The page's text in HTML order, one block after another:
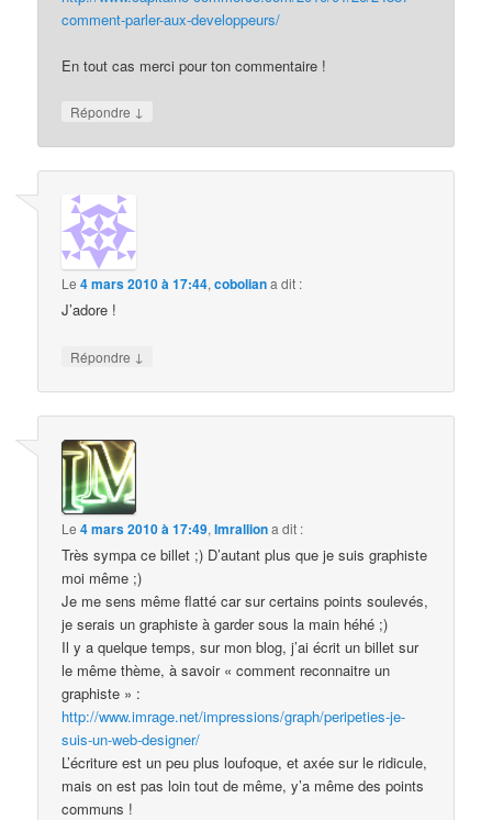
comment-parler-aux-developpeurs/
En tout cas merci pour ton commentaire !
Répondre ↓
Le4 mars 2010 à 17:44,coboliana dit :
J’adore !
Répondre ↓
Le4 mars 2010 à 17:49,Imralliona dit :
Très sympa ce billet ;) D’autant plus que je suis graphiste
moi même ;)
Je me sens même flatté car sur certains points soulevés,
je serais un graphiste à garder sous la main héhé ;)
Il y a quelque temps, sur mon blog, j’ai écrit un billet sur
le même thème, à savoir « comment reconnaitre un
graphiste » :
http://www.imrage.net/impressions/graph/peripeties-je-
suis-un-web-designer/
L’écriture est un peu plus loufoque, et axée sur le ridicule,
mais on est pas loin tout de même, y’a même des points
communs !